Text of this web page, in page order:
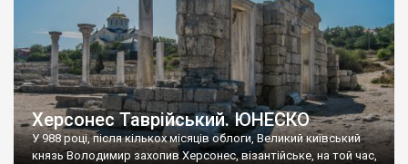
Херсонес Таврійський. ЮНЕСКО
У 988 році, після кількох місяців облоги, Великий київський
князь Володимир захопив Херсонес, візантійське, на той час,